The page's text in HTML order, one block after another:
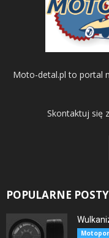
Moto-detal.pl to portal
Skontaktuj się
POPULARNE POSTY